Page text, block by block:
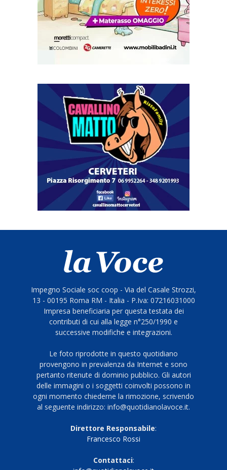
Impegno Sociale soc coop - Via del Casale Strozzi,
13 - 00195 Roma RM - Italia - P.Iva: 07216031000
Impresa beneficiaria per questa testata dei
contributi di cui alla legge n°250/1990 e
successive modifiche e integrazioni.
Le foto riprodotte in questo quotidiano
provengono in prevalenza da Internet e sono
pertanto ritenute di dominio pubblico. Gli autori
delle immagini o i soggetti coinvolti possono in
ogni momento chiederne la rimozione, scrivendo
al seguente indirizzo: info@quotidianolavoce.it.
Direttore Responsabile:
Francesco Rossi
Contattaci: